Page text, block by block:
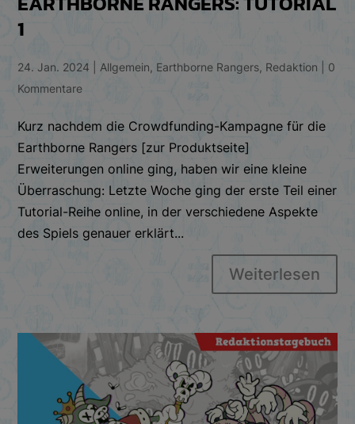
1
24. Jan. 2024 |Allgemein, Earthborne Rangers, Redaktion
0
Kommentare
Kurz nachdem die Crowdfunding-Kampagne für die
Earthborne Rangers [zur Produktseite]
Erweiterungen online ging, haben wir eine kleine
Überraschung: Letzte Woche ging der erste Teil einer
Tutorial-Reihe online, in der verschiedene Aspekte
des Spiels genauer erklärt...
Weiterlesen